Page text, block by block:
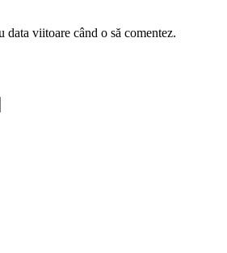
viitoare când o să comentez.